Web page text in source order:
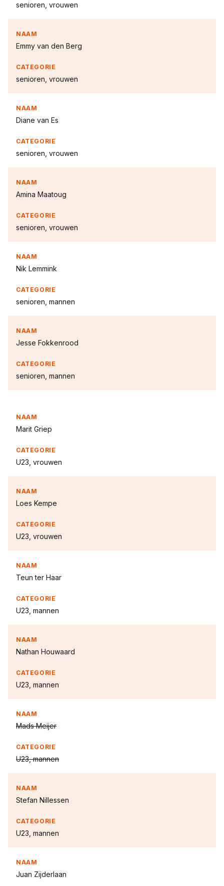
senioren, vrouwen
Emmy van den Berg
senioren, vrouwen
Diane van Es
senioren, vrouwen
Amina Maatoug
senioren, vrouwen
Nik Lemmink
senioren, mannen
Jesse Fokkenrood
senioren, mannen
Marit Griep
U23, vrouwen
Loes Kempe
U23, vrouwen
Teun ter Haar
U23, mannen
Nathan Houwaard
U23, mannen
Mads Meijer
U23, mannen
Stefan Nillessen
U23, mannen
Juan Zijderlaan